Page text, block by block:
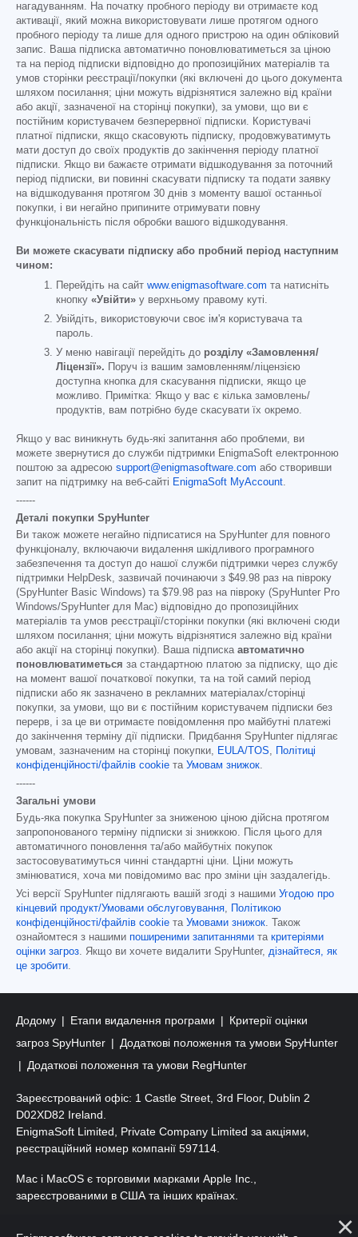
нагадуванням. На початку пробного періоду ви отримаєте код
активації, який можна використовувати лише протягом одного
пробного періоду та лише для одного пристрою на один обліковий
запис. Ваша підписка автоматично поновлюватиметься за ціною
та на період підписки відповідно до пропозиційних матеріалів та
умов сторінки реєстрації/покупки (які включені до цього документа
шляхом посилання; ціни можуть відрізнятися залежно від країни
або акції, зазначеної на сторінці покупки), за умови, що ви є
постійним користувачем безперервної підписки. Користувачі
платної підписки, якщо скасовують підписку, продовжуватимуть
мати доступ до своїх продуктів до закінчення періоду платної
підписки. Якщо ви бажаєте отримати відшкодування за поточний
період підписки, ви повинні скасувати підписку та подати заявку
на відшкодування протягом 30 днів з моменту вашої останньої
покупки, і ви негайно припините отримувати повну
функціональність після обробки вашого відшкодування.
Ви можете скасувати підписку або пробний період наступним
чином:
Перейдіть на сайт www.enigmasoftware.com та натисніть
кнопку «Увійти» у верхньому правому куті.
Увійдіть, використовуючи своє ім'я користувача та
пароль.
У меню навігації перейдіть до розділу «Замовлення/
Ліцензії». Поруч із вашим замовленням/ліцензією
доступна кнопка для скасування підписки, якщо це
можливо. Примітка: Якщо у вас є кілька замовлень/
продуктів, вам потрібно буде скасувати їх окремо.
Якщо у вас виникнуть будь-які запитання або проблеми, ви
можете звернутися до служби підтримки EnigmaSoft електронною
поштою за адресою support@enigmasoftware.com або створивши
запит на підтримку на веб-сайті EnigmaSoft MyAccount.
------
Деталі покупки SpyHunter
Ви також можете негайно підписатися на SpyHunter для повного
функціоналу, включаючи видалення шкідливого програмного
забезпечення та доступ до нашої служби підтримки через службу
підтримки HelpDesk, зазвичай починаючи з $49.98 раз на півроку
(SpyHunter Basic Windows) та $79.98 раз на півроку (SpyHunter Pro
Windows/SpyHunter для Mac) відповідно до пропозиційних
матеріалів та умов реєстрації/сторінки покупки (які включені сюди
шляхом посилання; ціни можуть відрізнятися залежно від країни
або акції на сторінці покупки). Ваша підписка автоматично
поновлюватиметься за стандартною платою за підписку, що діє
на момент вашої початкової покупки, та на той самий період
підписки або як зазначено в рекламних матеріалах/сторінці
покупки, за умови, що ви є постійним користувачем підписки без
перерв, і за це ви отримаєте повідомлення про майбутні платежі
до закінчення терміну дії підписки. Придбання SpyHunter підлягає
умовам, зазначеним на сторінці покупки, EULA/TOS,
Політиці
конфіденційності/файлів cookie та Умовам знижок.
------
Загальні умови
Будь-яка покупка SpyHunter за зниженою ціною дійсна протягом
запропонованого терміну підписки зі знижкою. Після цього для
автоматичного поновлення та/або майбутніх покупок
застосовуватимуться чинні стандартні ціни. Ціни можуть
змінюватися, хоча ми повідомимо вас про зміни цін заздалегідь.
Усі версії SpyHunter підлягають вашій згоді з нашими Угодою про
кінцевий продукт/Умовами обслуговування,
Політикою
конфіденційності/файлів cookie та Умовами знижок. Також
ознайомтеся з нашими поширеними запитаннями та критеріями
оцінки загроз. Якщо ви хочете видалити SpyHunter, дізнайтеся, як
це зробити.
Додому Етапи видалення програми
Критерії оцінки
загроз SpyHunter
Додаткові положення та умови SpyHunter
Додаткові положення та умови RegHunter
Зареєстрований офіс: 1 Castle Street, 3rd Floor, Dublin 2
D02XD82 Ireland.
EnigmaSoft Limited, Private Company Limited за акціями,
реєстраційний номер компанії 597114.
Mac і MacOS є торговими марками Apple Inc.,
зареєстрованими в США та інших країнах.